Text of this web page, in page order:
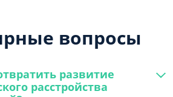
вопросы
развитие
расстройства